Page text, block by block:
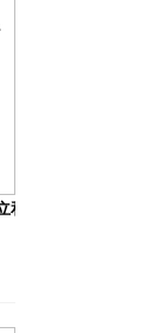
和践行正确政绩观】